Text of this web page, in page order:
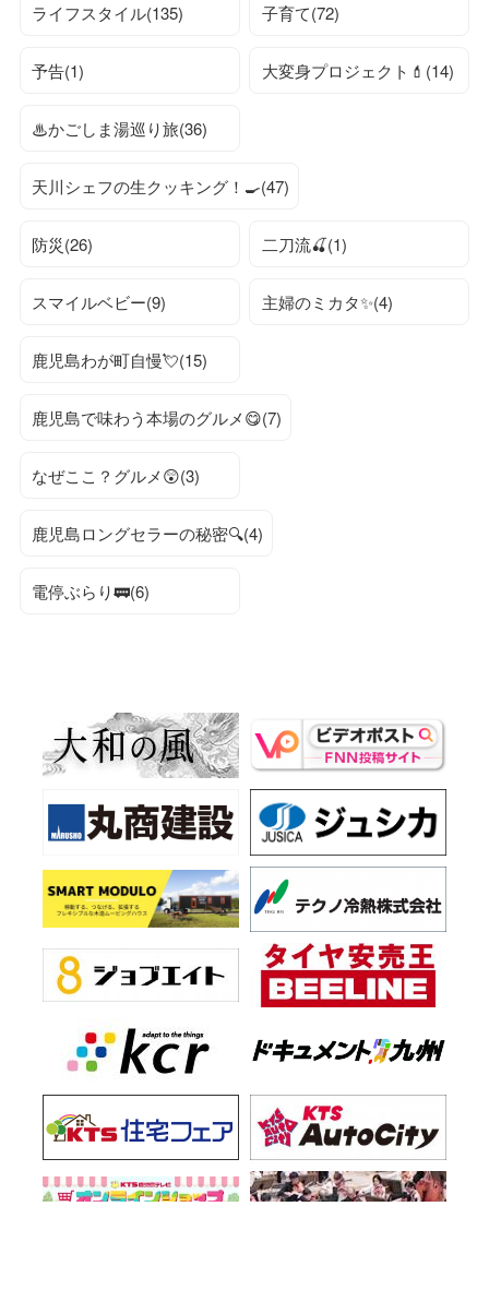
ライフスタイル(135) 子育て(72)
予告(1) 大変身プロジェクト💄(14)
♨かごしま湯巡り旅(36)
天川シェフの生クッキング！🍳(47)
防災(26) 二刀流🍒(1)
スマイルベビー(9) 主婦のミカタ✨(4)
鹿児島わが町自慢💘(15)
鹿児島で味わう本場のグルメ😋(7)
なぜここ？グルメ😲(3)
鹿児島ロングセラーの秘密🔍(4)
電停ぶらり🚃(6)